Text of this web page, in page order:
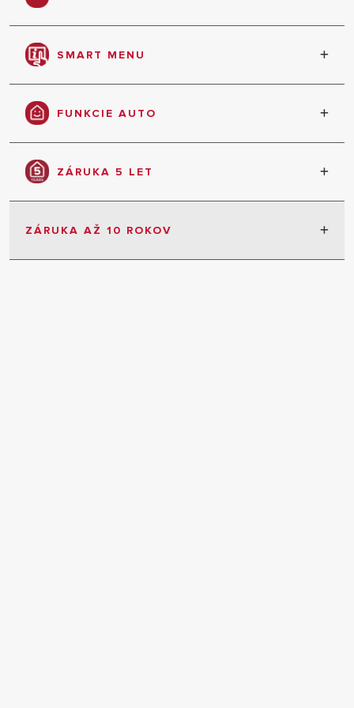
Múdra konštrukcia zaručuje minimálne rozmery
SMART MENU
Dotykový displej s vysokým rozlíšením a
intuitívnym menu, z ktorého môžete nadno
nastaviť teplotu pre všetky vykurovacie zóny
FUNKCIE AUTO
Určuje množstvo energie pre dosiahnutie
teploty, po ktorej túžite, a udržuje ju stabilný
ZÁRUKA 5 LET
ZÁRUKA AŽ 10 ROKOV
5 rokov záruka bez obmedzenia